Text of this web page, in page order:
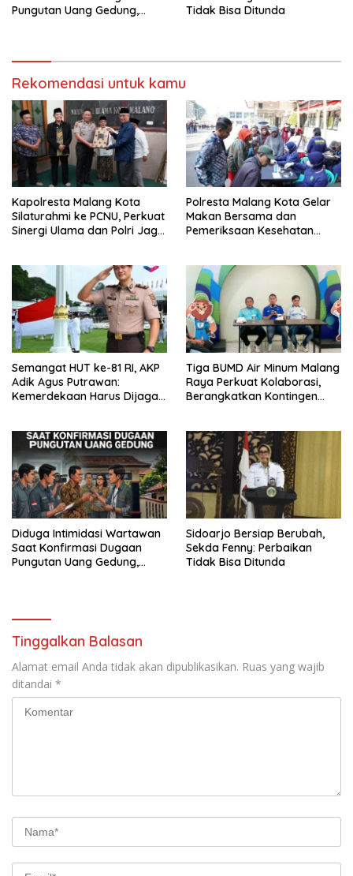
Pungutan Uang Gedung,
Tidak Bisa Ditunda
Rekomendasi untuk kamu
Kapolresta Malang Kota
Silaturahmi ke PCNU, Perkuat
Sinergi Ulama dan Polri Jaga
Polresta Malang Kota Gelar
Makan Bersama dan
Pemeriksaan Kesehatan
Semangat HUT ke-81 RI, AKP
Adik Agus Putrawan:
Kemerdekaan Harus Dijaga
Tiga BUMD Air Minum Malang
Raya Perkuat Kolaborasi,
Berangkatkan Kontingen
Diduga Intimidasi Wartawan
Saat Konfirmasi Dugaan
Pungutan Uang Gedung,
Sidoarjo Bersiap Berubah,
Sekda Fenny: Perbaikan
Tidak Bisa Ditunda
Tinggalkan Balasan
Alamat email Anda tidak akan dipublikasikan. Ruas yang wajib
ditandai *